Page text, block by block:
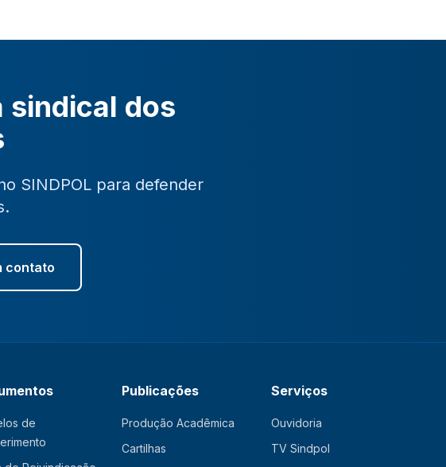
sindical dos
SINDPOL para defender
contato
de
Publicações
Produção Acadêmica
Cartilhas
Serviços
Ouvidoria
TV Sindpol